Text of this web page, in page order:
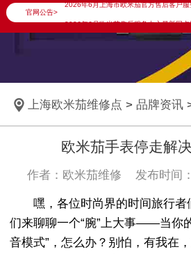
官网公告>
2026年6月上海市欧米茄官方售后客户
2026年6月欧米茄售后服务中心最新网点
上海欧米茄维修点 > 品牌资讯
欧米茄手表停走解
作者：欧米茄维修 发布时间
嘿，各位时尚界的时间旅行者
们来聊聊一个“腕”上大事——当你
音模式”，怎么办？别怕，有我在